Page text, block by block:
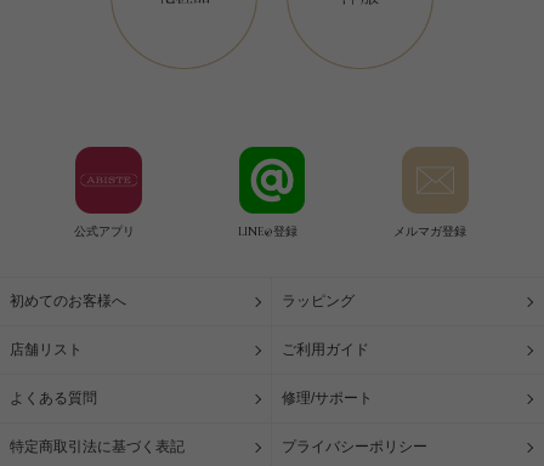
公式アプリ LINE@登録 メルマガ登録
初めてのお客様へ ラッピング
店舗リスト ご利用ガイド
よくある質問 修理/サポート
特定商取引法に基づく表記 プライバシーポリシー